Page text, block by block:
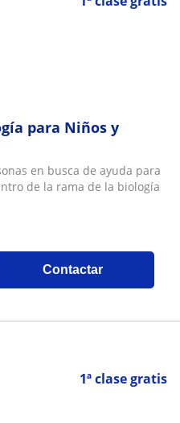
para Niños y
en busca de ayuda para
de la rama de la biología
Contactar
1ª clase gratis